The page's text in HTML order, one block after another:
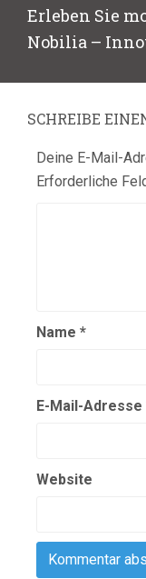
Nächster
Beitrag:
Erleben Sie
Nobilia –
SCHREIBE
Deine E-Mail-
Erforderliche
Name *
E-Mail-Adresse
Website